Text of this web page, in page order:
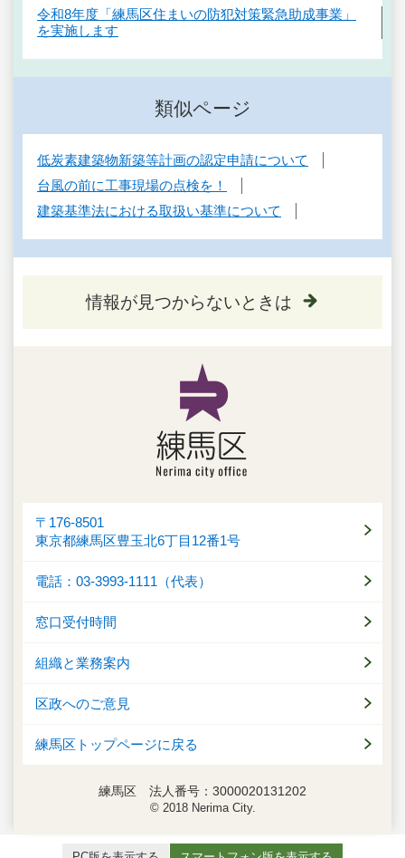
令和8年度「練馬区住まいの防犯対策緊急助成事業」
を実施します
類似ページ
低炭素建築物新築等計画の認定申請について
台風の前に工事現場の点検を！
建築基準法における取扱い基準について
情報が見つからないときは
〒176-8501
東京都練馬区豊玉北6丁目12番1号
電話：03-3993-1111（代表）
窓口受付時間
組織と業務案内
区政へのご意見
練馬区トップページに戻る
練馬区 法人番号：3000020131202
© 2018 Nerima City.